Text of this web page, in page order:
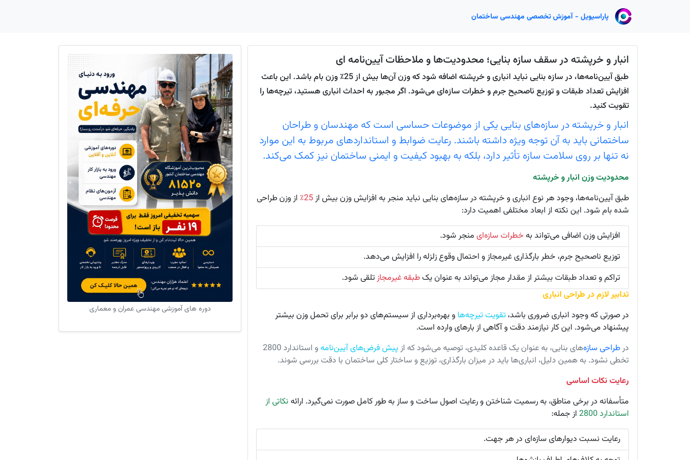
پاراسیویل - آموزش تخصصی مهندسی ساختمان
انبار و خرپشته در سقف سازه بنایی؛ محدودیت‌ها و ملاحظات آیین‌نامه ای
طبق آیین‌نامه‌ها، در سازه بنایی نباید انباری و خرپشته اضافه شود که وزن آن‌ها بیش از 25٪ وزن بام باشد. این باعث
افزایش تعداد طبقات و توزیع ناصحیح جرم و خطرات سازه‌ای می‌شود. اگر مجبور به احداث انباری هستید، تیرچه‌ها را
تقویت کنید.
انبار و خرپشته در سازه‌های بنایی یکی از موضوعات حساسی است که مهندسان و طراحان
ساختمانی باید به آن توجه ویژه داشته باشند. رعایت ضوابط و استانداردهای مربوط به این موارد
نه تنها بر روی سلامت سازه تأثیر دارد، بلکه به بهبود کیفیت و ایمنی ساختمان نیز کمک می‌کند.
محدودیت وزن انبار و خرپشته
طبق آیین‌نامه‌ها، وجود هر نوع انباری و خرپشته در سازه‌های بنایی نباید منجر به افزایش وزن بیش از25٪ از وزن طراحی
شده بام شود. این نکته از ابعاد مختلفی اهمیت دارد:
افزایش وزن اضافی می‌تواند به خطرات سازه‌ای منجر شود.
توزیع ناصحیح جرم، خطر بارگذاری غیرمجاز و احتمال وقوع زلزله را افزایش می‌دهد.
تراکم و تعداد طبقات بیشتر از مقدار مجاز می‌تواند به عنوان یکطبقه غیرمجازتلقی شود.
تدابیر لازم در طراحی انباری
در صورتی که وجود انباری ضروری باشد، تقویت تیرچه‌ها و بهره‌برداری از سیستم‌های دو برابر برای تحمل وزن بیشتر
پیشنهاد می‌شود. این کار نیازمند دقت و آگاهی از بارهای وارده است.
درطراحی سازه‌های بنایی، به عنوان یک قاعده کلیدی، توصیه می‌شود که از پیش فرض‌های آیین‌نامه
و استاندارد 2800
تخطی نشود. به همین دلیل، انباری‌ها باید در میزان بارگذاری، توزیع و ساختار کلی ساختمان با دقت بررسی شوند.
رعایت نکات اساسی
متأسفانه در برخی مناطق، به رسمیت شناختن و رعایت اصول ساخت و ساز به طور کامل صورت نمی‌گیرد. ارائه نکاتی از
استاندارد 2800
از جمله:
رعایت نسبت دیوارهای سازه‌ای در هر جهت.
دوره های آموزشی مهندسی عمران و معماری